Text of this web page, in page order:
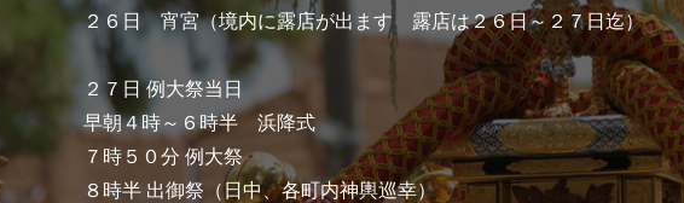
２６日 宵宮（境内に露店が出ます 露店は２６日～２７日迄）
２７日 例大祭当日
早朝４時～６時半 浜降式
７時５０分 例大祭
８時半 出御祭（日中、各町内神輿巡幸）